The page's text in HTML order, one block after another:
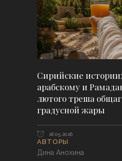
Сирийские
арабскому и
лютого треша
градусной жары
18.05.2026
АВТОРЫ
Дина Анохина